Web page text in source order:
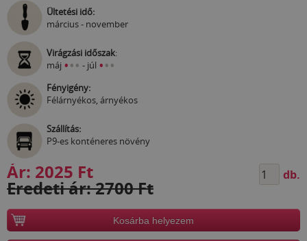
Ültetési idő:
március - november
Virágzási időszak:
máj ••• - júl •••
Fényigény:
Félárnyékos, árnyékos
Szállítás:
P9-es konténeres növény
Ár: 2025 Ft
Eredeti ár: 2700 Ft
db.
Kosárba helyezem